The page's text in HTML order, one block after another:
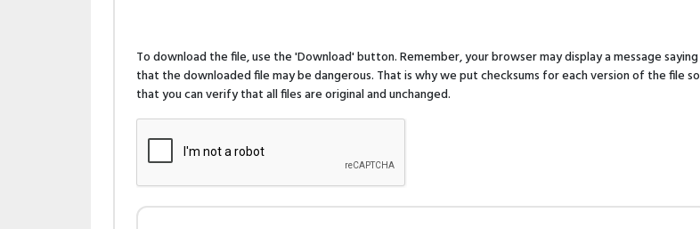
To download the file, use the 'Download' button. Remember, your browser may display a message saying
that the downloaded file may be dangerous. That is why we put checksums for each version of the file so
that you can verify that all files are original and unchanged.